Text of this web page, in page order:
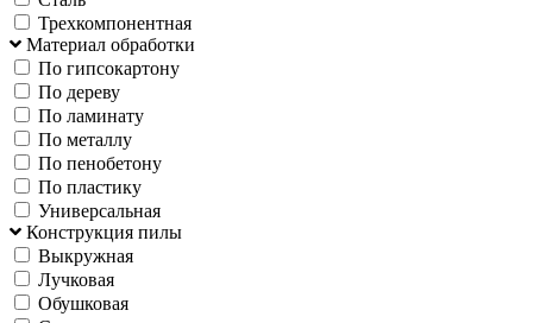
Трехкомпонентная
Материал обработки
По гипсокартону
По дереву
По ламинату
По металлу
По пенобетону
По пластику
Универсальная
Конструкция пилы
Выкружная
Лучковая
Обушковая